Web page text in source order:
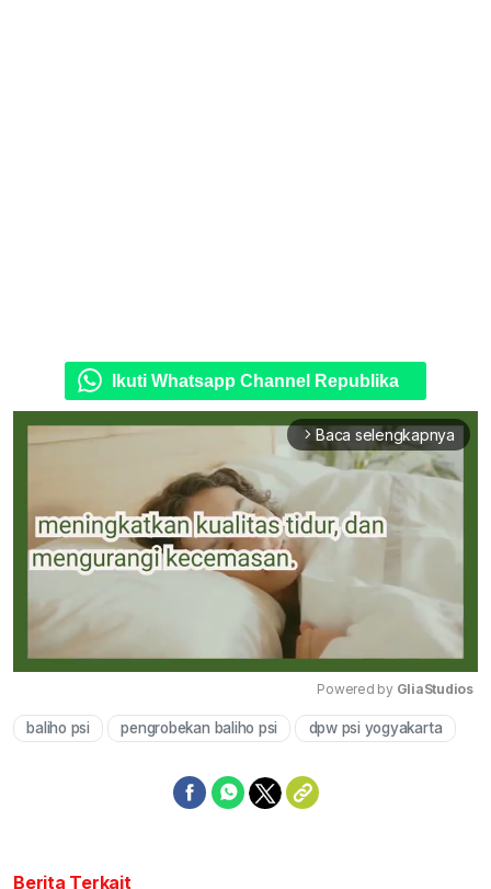
Ikuti Whatsapp Channel Republika
arrow_forward_ios Baca selengkapnya
Mute
Powered by GliaStudios
baliho psi pengrobekan baliho psi dpw psi yogyakarta
Berita Terkait